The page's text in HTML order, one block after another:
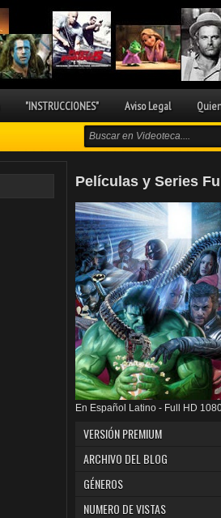
"INSTRUCCIONES" Aviso Legal
Películas y Series
En Español Latino - Full HD
VERSIÓN PREMIUM
ARCHIVO DEL BLOG
GÉNEROS
NUMERO DE VISTAS